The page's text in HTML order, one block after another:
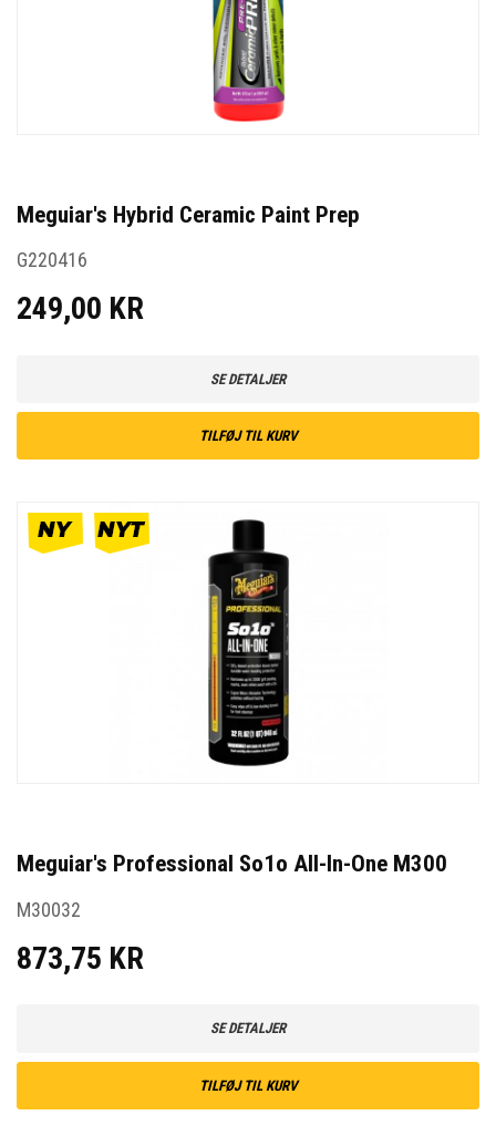
Meguiar's Hybrid Ceramic Paint Prep
G220416
249,00 KR
SE DETALJER
TILFØJ TIL KURV
Meguiar's Professional So1o All-In-One M300
M30032
873,75 KR
SE DETALJER
TILFØJ TIL KURV